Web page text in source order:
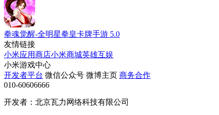
拳魂觉醒-全明星拳皇卡牌手游 5.0
友情链接
小米应用商店小米商城英雄互娱
小米游戏中心
开发者平台 微信公众号 微博主页 商务合作
010-60606666
开发者：北京瓦力网络科技有限公司